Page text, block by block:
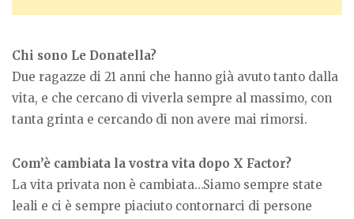
Chi sono Le Donatella?
Due ragazze di 21 anni che hanno già avuto tanto dalla
vita, e che cercano di viverla sempre al massimo, con
tanta grinta e cercando di non avere mai rimorsi.
Com’è cambiata la vostra vita dopo X Factor?
La vita privata non è cambiata…Siamo sempre state
leali e ci è sempre piaciuto contornarci di persone